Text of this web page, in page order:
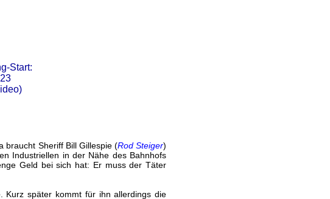
Start:
braucht Sheriff Bill Gillespie (Rod Steiger)
Industriellen in der Nähe des Bahnhofs
Geld bei sich hat: Er muss der Täter
Kurz später kommt für ihn allerdings die